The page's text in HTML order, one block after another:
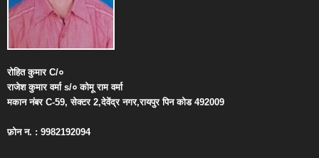
रोहित कुमारC/०
राजेश कुमार वर्माs/० कोमू राम वर्मा
मकान नंबरC-59,सेक्टर2,देवेंद्र नगर,रायपुर पिन कोड492009
फ़ोन न. : 9982192094